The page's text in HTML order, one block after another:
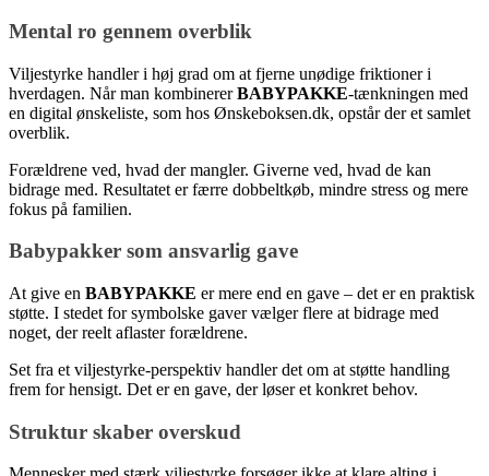
Mental ro gennem overblik
Viljestyrke handler i høj grad om at fjerne unødige friktioner i
hverdagen. Når man kombinererBABYPAKKE-tænkningen med
en digital ønskeliste, som hos Ønskeboksen.dk, opstår der et samlet
overblik.
Forældrene ved, hvad der mangler. Giverne ved, hvad de kan
bidrage med. Resultatet er færre dobbeltkøb, mindre stress og mere
fokus på familien.
Babypakker som ansvarlig gave
At give en BABYPAKKE er mere end en gave – det er en praktisk
støtte. I stedet for symbolske gaver vælger flere at bidrage med
noget, der reelt aflaster forældrene.
Set fra et viljestyrke-perspektiv handler det om at støtte handling
frem for hensigt. Det er en gave, der løser et konkret behov.
Struktur skaber overskud